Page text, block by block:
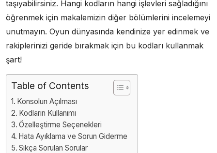
taşıyabilirsiniz. Hangi kodların hangi işlevleri sağladığını
öğrenmek için makalemizin diğer bölümlerini incelemeyi
unutmayın. Oyun dünyasında kendinize yer edinmek ve
rakiplerinizi geride bırakmak için bu kodları kullanmak
şart!
Table of Contents
Konsolun Açılması
Kodların Kullanımı
Özelleştirme Seçenekleri
Hata Ayıklama ve Sorun Giderme
Sıkça Sorulan Sorular